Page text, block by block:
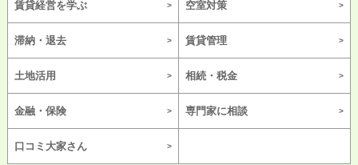
賃貸経営を学ぶ 空室対策
滞納・退去 賃貸管理
土地活用 相続・税金
金融・保険 専門家に相談
口コミ大家さん